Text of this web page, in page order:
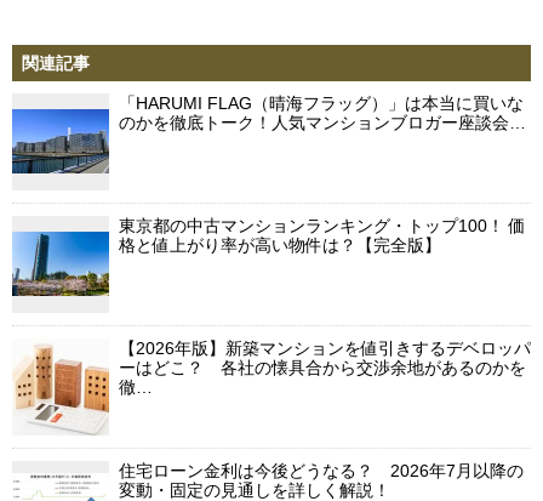
関連記事
「HARUMI FLAG（晴海フラッグ）」は本当に買いな
のかを徹底トーク！人気マンションブロガー座談会…
東京都の中古マンションランキング・トップ100！ 価
格と値上がり率が高い物件は？【完全版】
【2026年版】新築マンションを値引きするデベロッパ
ーはどこ？ 各社の懐具合から交渉余地があるのかを
徹…
住宅ローン金利は今後どうなる？ 2026年7月以降の
変動・固定の見通しを詳しく解説！